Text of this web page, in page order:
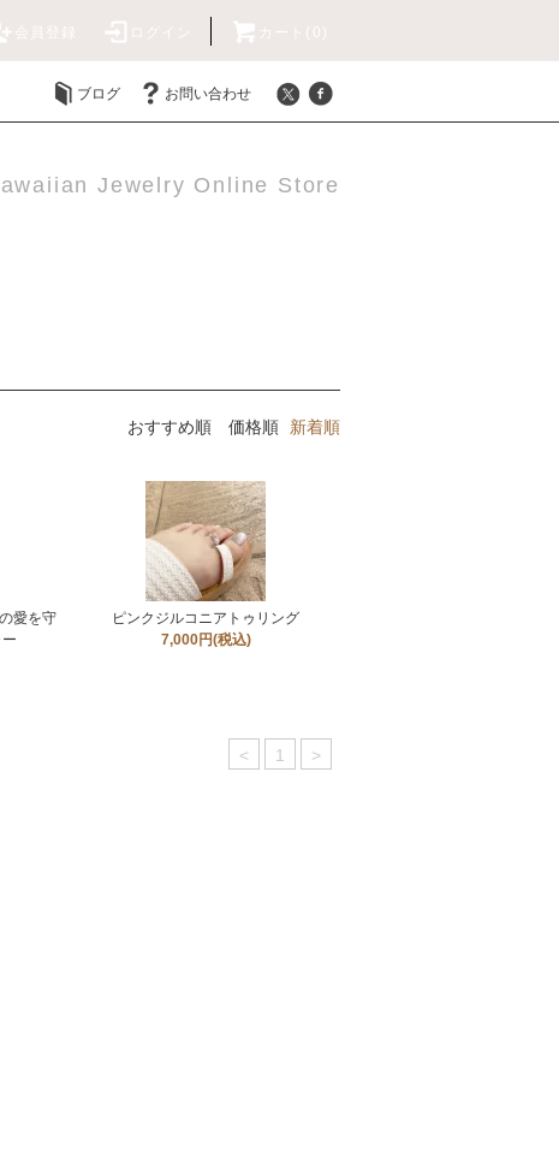
カート(0)
ブログ お問い合わせ
Jewelry Online Store
おすすめ順 価格順 新着順
愛を守
ピンクジルコニアトゥリング
7,000円(税込)
< 1 >